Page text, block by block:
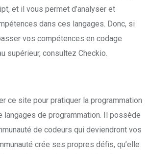
et il vous permet d’analyser et
dans ces langages. Donc, si
vos compétences en codage
supérieur, consultez Checkio.
ce site pour pratiquer la programmation
langages de programmation. Il possède
de codeurs qui deviendront vos
crée ses propres défis, qu’elle